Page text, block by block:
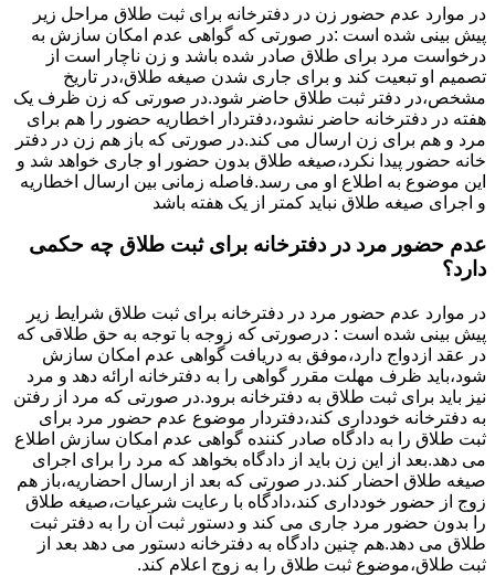
در موارد عدم حضور زن در دفترخانه برای ثبت طلاق مراحل زیر
پیش بینی شده است :در صورتی که گواهی عدم امکان سازش به
درخواست مرد برای طلاق صادر شده باشد و زن ناچار است از
تصمیم او تبعیت کند و برای جاری شدن صیغه طلاق،در تاریخ
مشخص،در دفتر ثبت طلاق حاضر شود.در صورتی که زن ظرف یک
هفته در دفترخانه حاضر نشود،دفتردار اخطاریه حضور را هم برای
مرد و هم برای زن ارسال می کند.در صورتی که باز هم زن در دفتر
خانه حضور پیدا نکرد،صیغه طلاق بدون حضور او جاری خواهد شد و
این موضوع به اطلاع او می رسد.فاصله زمانی بین ارسال اخطاریه
و اجرای صیغه طلاق نباید کمتر از یک هفته باشد
عدم حضور مرد در دفترخانه برای ثبت طلاق چه حکمی
دارد؟
در موارد عدم حضور مرد در دفترخانه برای ثبت طلاق شرایط زیر
پیش بینی شده است : درصورتی که زوجه با توجه به حق طلاقی که
در عقد ازدواج دارد،موفق به دریافت گواهی عدم امکان سازش
شود،باید ظرف مهلت مقرر گواهی را به دفترخانه ارائه دهد و مرد
نیز باید برای ثبت طلاق به دفترخانه برود.در صورتی که مرد از رفتن
به دفترخانه خودداری کند،دفتردار موضوع عدم حضور مرد برای
ثبت طلاق را به دادگاه صادر کننده گواهی عدم امکان سازش اطلاع
می دهد.بعد از این زن باید از دادگاه بخواهد که مرد را برای اجرای
صیغه طلاق احضار کند.در صورتی که بعد از ارسال احضاریه،باز هم
زوج از حضور خودداری کند،دادگاه با رعایت شرعیات،صیغه طلاق
را بدون حضور مرد جاری می کند و دستور ثبت آن را به دفتر ثبت
طلاق می دهد.هم چنین دادگاه به دفترخانه دستور می دهد بعد از
ثبت طلاق،موضوع ثبت طلاق را به زوج اعلام کند.